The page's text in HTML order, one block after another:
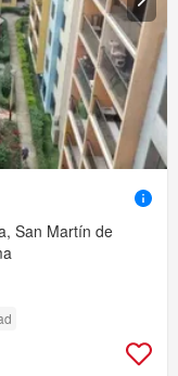
San Martín de